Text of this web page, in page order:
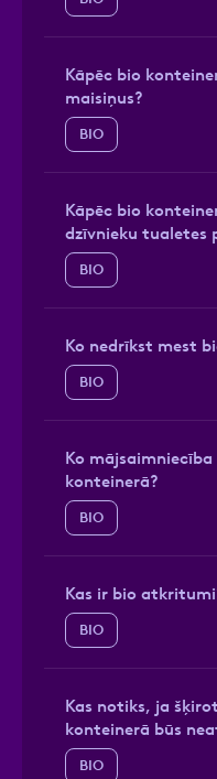
Kāpēc bio
maisiņus?
BIO
Kāpēc bio
dzīvnieku tualetes
BIO
Ko nedrīkst mest
BIO
Ko
konteinerā?
BIO
Kas ir bio
BIO
Kas notiks, ja
konteinerā būs
BIO